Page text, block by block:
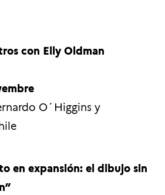
con Elly Oldman
O´Higgins y
en expansión: el dibujo sin